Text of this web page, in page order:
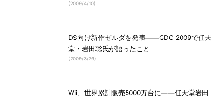
(2009/4/10)
DS向け新作ゼルダを発表――GDC 2009で任天
堂・岩田聡氏が語ったこと
(2009/3/26)
Wii、世界累計販売5000万台に――任天堂岩田